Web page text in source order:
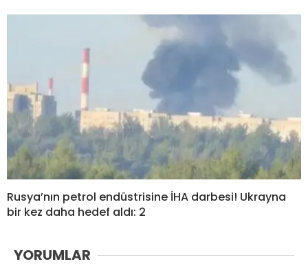
Rusya’nın petrol endüstrisine İHA darbesi! Ukrayna
bir kez daha hedef aldı: 2
YORUMLAR